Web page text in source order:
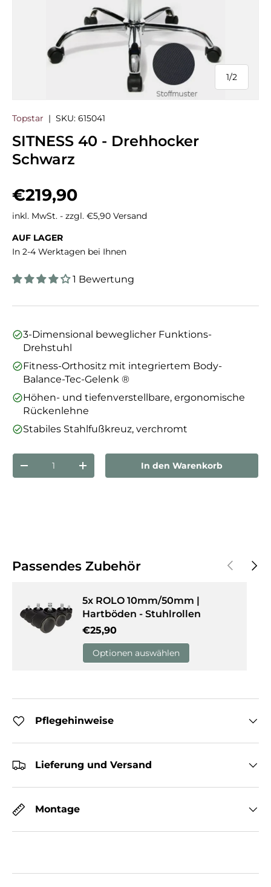
1/
von
2
Topstar | SKU: 615041
SITNESS 40 - Drehhocker
Schwarz
Normaler Preis
€219,90
inkl. MwSt. - zzgl. €5,90 Versand
AUF LAGER
In 2-4 Werktagen bei Ihnen
1 Bewertung
3-Dimensional beweglicher Funktions-
Drehstuhl
Fitness-Orthositz mit integriertem Body-
Balance-Tec-Gelenk ®
Höhen- und tiefenverstellbare, ergonomische
Rückenlehne
Stabiles Stahlfußkreuz, verchromt
Menge verringernMenge erhöhenIn den Warenkorb
Passendes Zubehör Vorherige
5x ROLO 10mm/50mm |
Hartböden - Stuhlrollen
Normaler Preis
€25,90
Optionen auswählen
Pflegehinweise
Lieferung und Versand
Montage